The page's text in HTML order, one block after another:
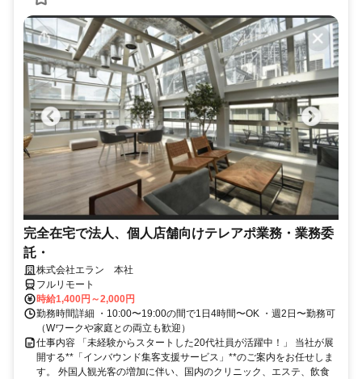
完全在宅で法人、個人店舗向けテレアポ業務・業務委
託・
株式会社エラン 本社
フルリモート
時給1,400円～2,000円
勤務時間詳細 ・10:00〜19:00の間で1日4時間〜OK ・週2日〜勤務可
（Wワークや家庭との両立も歓迎）
仕事内容 「未経験からスタートした20代社員が活躍中！」 当社が展
開する**「インバウンド集客支援サービス」**のご案内をお任せしま
す。 外国人観光客の増加に伴い、国内のクリニック、エステ、飲食